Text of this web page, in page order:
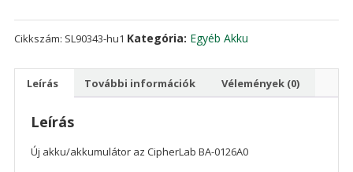
Cikkszám: SL90343-hu1 Kategória: Egyéb Akku
Leírás További információk Vélemények (0)
Leírás
Új akku/akkumulátor az CipherLab BA-0126A0